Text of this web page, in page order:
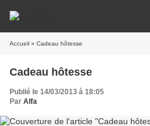
Accueil » Cadeau hôtesse
Cadeau hôtesse
Publié le 14/03/2013 à 18:05
Par Alfa